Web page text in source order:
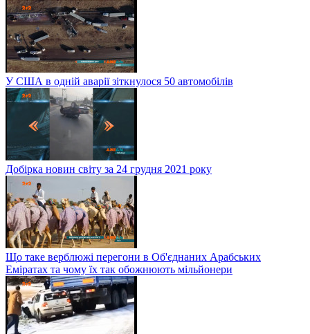
У США в одній аварії зіткнулося 50 автомобілів
Добірка новин світу за 24 грудня 2021 року
Що таке верблюжі перегони в Об'єднаних Арабських
Еміратах та чому їх так обожнюють мільйонери